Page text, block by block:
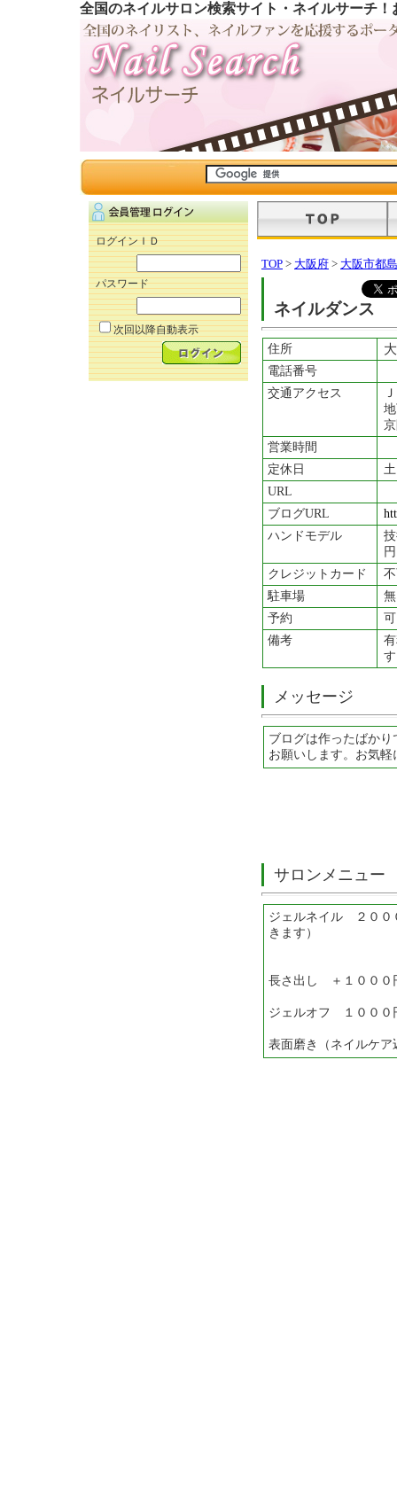
全国のネイルサロン検索サイト・ネイルサーチ
ログインＩＤ
パスワード
次回以降自動表示
TOP > 大阪府 > 大阪市都
ネイルダンス
住所
電話番号
交通アクセス
営業時間
定休日
URL
ブログURL
ハンドモデル
クレジットカード
駐車場
無
予約
可
備考
メッセージ
ブログは作ったばか
お願いします。お気
サロンメニュー
ジェルネイル ２００
きます）
長さ出し ＋１０００
ジェルオフ １０００
表面磨き（ネイルケ